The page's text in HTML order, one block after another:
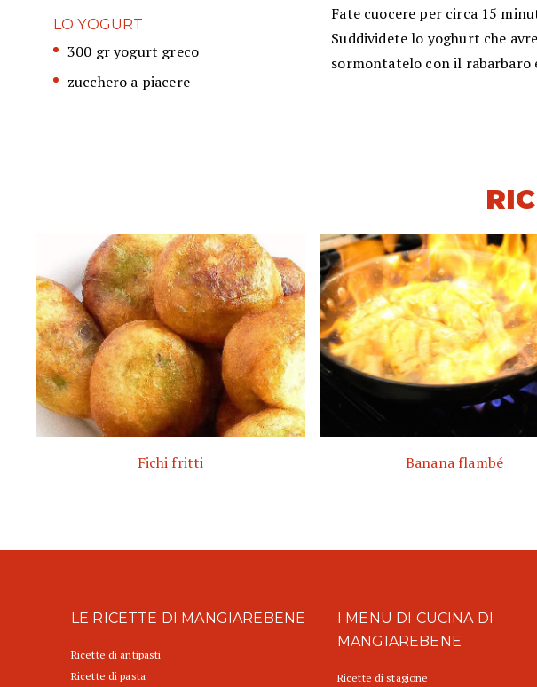
LO YOGURT
300 gr yogurt greco
zucchero a piacere
Fate cuocere per circa 15
Suddividete lo yoghurt che
sormontatelo con il rabarbaro
Fichi fritti Banana flambé
LE RICETTE DI MANGIAREBENE
Ricette di antipasti
Ricette di pasta
I MENU DI CUCINA DI
MANGIAREBENE
Ricette di stagione